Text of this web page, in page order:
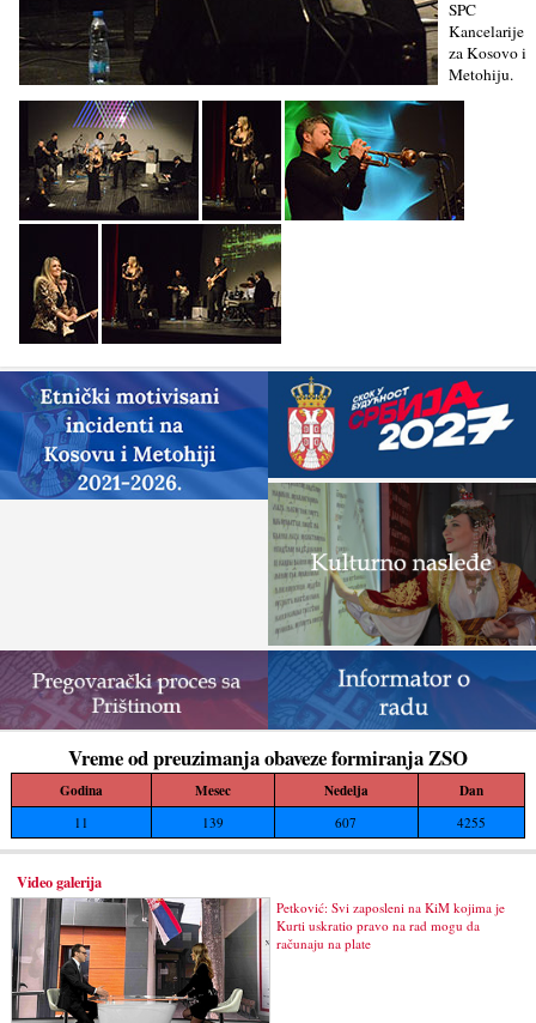
SPC
Kancelarije
za Kosovo i
Metohiju.
Vreme od preuzimanja obaveze formiranja ZSO
Godina Mesec Nedelja Dan
11 139 607 4255
Video galerija
Petković: Svi zaposleni na KiM kojima je
Kurti uskratio pravo na rad mogu da
računaju na plate